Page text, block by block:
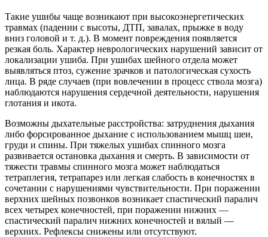
Такие ушибы чаще возникают при высокоэнергетических
травмах (падении с высоты, ДТП, завалах, прыжке в воду
вниз головой и т. д.). В момент повреждения появляется
резкая боль. Характер неврологических нарушений зависит от
локализации ушиба. При ушибах шейного отдела может
выявляться птоз, сужение зрачков и патологическая сухость
лица. В ряде случаев (при вовлечении в процесс ствола мозга)
наблюдаются нарушения сердечной деятельности, нарушения
глотания и икота.
Возможны дыхательные расстройства: затруднения дыхания
либо форсированное дыхание с использованием мышц шеи,
груди и спины. При тяжелых ушибах спинного мозга
развивается остановка дыхания и смерть. В зависимости от
тяжести травмы спинного мозга может наблюдаться
тетраплегия, тетрапарез или легкая слабость в конечностях в
сочетании с нарушениями чувствительности. При поражении
верхних шейных позвонков возникает спастический паралич
всех четырех конечностей, при поражении нижних —
спастический паралич нижних конечностей и вялый —
верхних. Рефлексы снижены или отсутствуют.